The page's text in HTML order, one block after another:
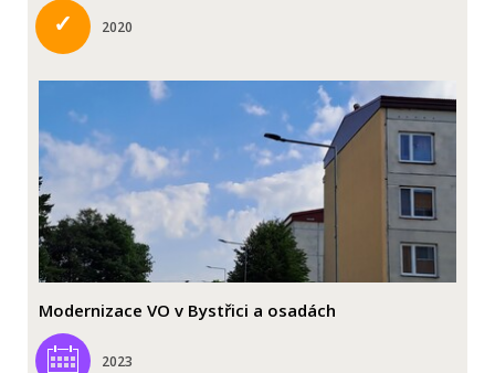
✓ 2020
Modernizace VO v Bystřici a osadách
2023